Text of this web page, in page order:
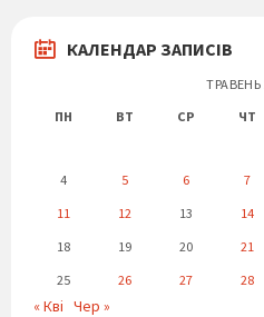
КАЛЕНДАР ЗАПИСІВ
ТРАВЕНЬ
ПН
ВТ СР ЧТ
4
5 6 7
11
12 13 14
18
19 20 21
25
26 27 28
« Кві Чер »